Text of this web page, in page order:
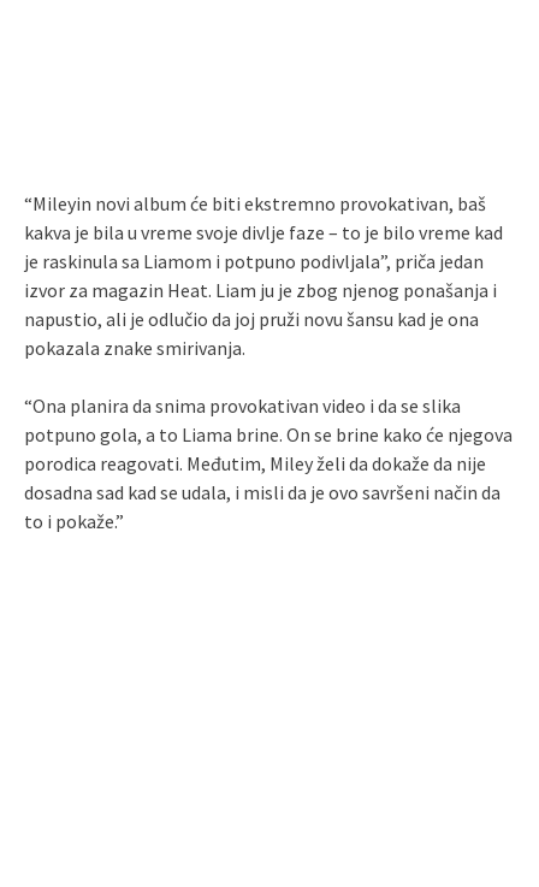
“Mileyin novi album će biti ekstremno provokativan, baš
kakva je bila u vreme svoje divlje faze – to je bilo vreme kad
je raskinula sa Liamom i potpuno podivljala”, priča jedan
izvor za magazin Heat. Liam ju je zbog njenog ponašanja i
napustio, ali je odlučio da joj pruži novu šansu kad je ona
pokazala znake smirivanja.
“Ona planira da snima provokativan video i da se slika
potpuno gola, a to Liama brine. On se brine kako će njegova
porodica reagovati. Međutim, Miley želi da dokaže da nije
dosadna sad kad se udala, i misli da je ovo savršeni način da
to i pokaže.”